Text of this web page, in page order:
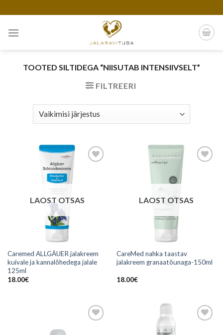
to
content
TOOTED SILTIDEGA “NIISUTAB INTENSIIVSELT”
FILTREERI
LAOST OTSAS
Caremed ALLGÄUER jalakreem
kuivale ja kannalõhedega jalale
125ml
18.00€
LAOST OTSAS
CareMed nahka taastav
jalakreem granaatõunaga-150ml
18.00€